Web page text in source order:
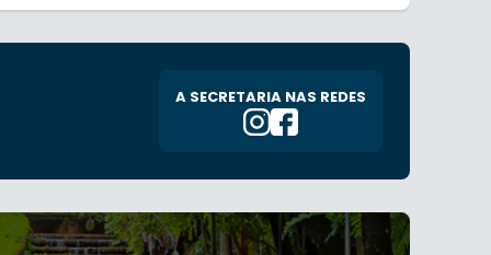
A SECRETARIA NAS REDES